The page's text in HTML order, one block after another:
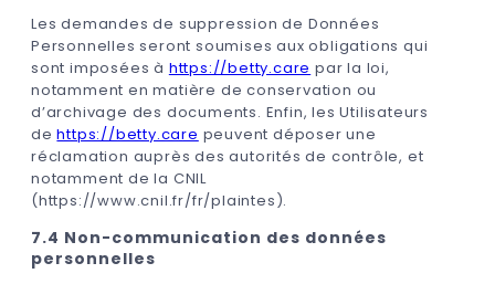
Les demandes de suppression de Données
Personnelles seront soumises aux obligations qui
sont imposées à https://betty.care par la loi,
notamment en matière de conservation ou
d’archivage des documents. Enfin, les Utilisateurs
dehttps://betty.care peuvent déposer une
réclamation auprès des autorités de contrôle, et
notamment de la CNIL
(https://www.cnil.fr/fr/plaintes).
7.4 Non-communication des données
personnelles